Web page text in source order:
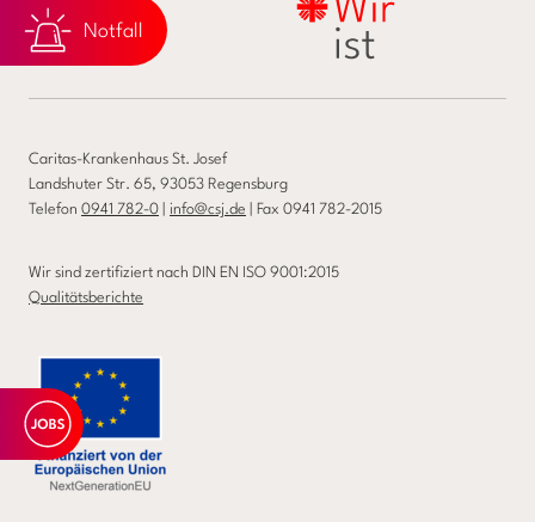
Caritas-Krankenhaus St. Josef
Landshuter Str. 65, 93053 Regensburg
Telefon 0941 782-0 info@csj.de | Fax 0941 782-2015
Wir sind zertifiziert nach DIN EN ISO 9001:2015
Qualitätsberichte
Notfall